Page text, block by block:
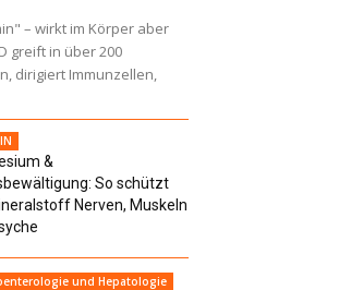
– wirkt im Körper aber
greift in über 200
dirigiert Immunzellen,
&
So schützt
Nerven, Muskeln
und Hepatologie